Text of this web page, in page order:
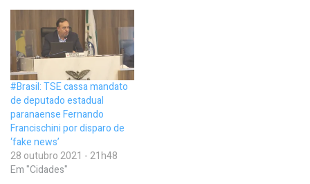
#Brasil: TSE cassa mandato
de deputado estadual
paranaense Fernando
Francischini por disparo de
‘fake news’
28 outubro 2021 - 21h48
Em "Cidades"